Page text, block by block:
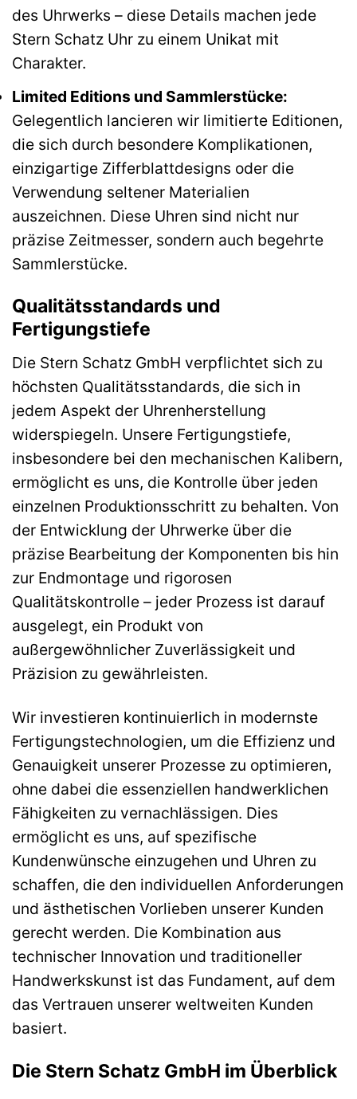
des Uhrwerks – diese Details machen jede
Stern Schatz Uhr zu einem Unikat mit
Charakter.
Limited Editions und Sammlerstücke:
Gelegentlich lancieren wir limitierte Editionen,
die sich durch besondere Komplikationen,
einzigartige Zifferblattdesigns oder die
Verwendung seltener Materialien
auszeichnen. Diese Uhren sind nicht nur
präzise Zeitmesser, sondern auch begehrte
Sammlerstücke.
Qualitätsstandards und
Fertigungstiefe
Die Stern Schatz GmbH verpflichtet sich zu
höchsten Qualitätsstandards, die sich in
jedem Aspekt der Uhrenherstellung
widerspiegeln. Unsere Fertigungstiefe,
insbesondere bei den mechanischen Kalibern,
ermöglicht es uns, die Kontrolle über jeden
einzelnen Produktionsschritt zu behalten. Von
der Entwicklung der Uhrwerke über die
präzise Bearbeitung der Komponenten bis hin
zur Endmontage und rigorosen
Qualitätskontrolle – jeder Prozess ist darauf
ausgelegt, ein Produkt von
außergewöhnlicher Zuverlässigkeit und
Präzision zu gewährleisten.
Wir investieren kontinuierlich in modernste
Fertigungstechnologien, um die Effizienz und
Genauigkeit unserer Prozesse zu optimieren,
ohne dabei die essenziellen handwerklichen
Fähigkeiten zu vernachlässigen. Dies
ermöglicht es uns, auf spezifische
Kundenwünsche einzugehen und Uhren zu
schaffen, die den individuellen Anforderungen
und ästhetischen Vorlieben unserer Kunden
gerecht werden. Die Kombination aus
technischer Innovation und traditioneller
Handwerkskunst ist das Fundament, auf dem
das Vertrauen unserer weltweiten Kunden
basiert.
Die Stern Schatz GmbH im Überblick